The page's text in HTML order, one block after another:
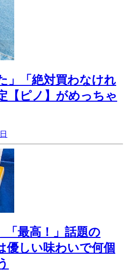
」「絶対買わなけれ
【ピノ】がめっちゃ
「最高！」話題の
優しい味わいで何個